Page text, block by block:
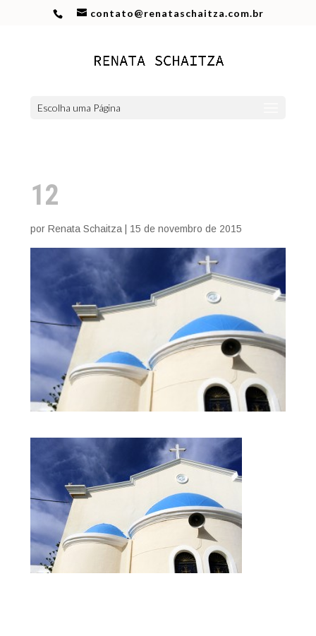
contato@renataschaitza.com.br
Escolha uma Página
12
por Renata Schaitza| 15 de novembro de 2015